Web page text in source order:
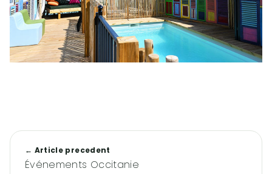
← Article precedent
Événements Occitanie